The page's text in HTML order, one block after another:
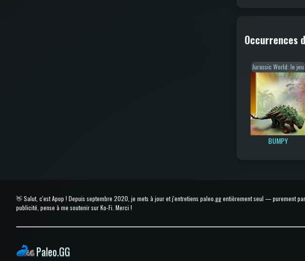
Occurrences
Jurassic World: le jeu
BUMPY
👋 Salut, c'est Apop ! Depuis septembre 2020, je mets à jour et j'entretiens paleo.gg entièrement seul — purement
publicité, pense à me soutenir sur Ko-Fi. Merci !
Paleo.GG